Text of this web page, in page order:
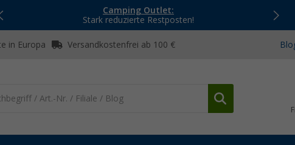
Camping Outlet:
Stark reduzierte Restposten!
in Europa Versandkostenfrei ab 100 €